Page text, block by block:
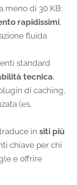
meno di 30 KB:
rapidissimi,
fluida
standard
tecnica,
di caching,
(es.
in siti più
chiave per chi
e offrire